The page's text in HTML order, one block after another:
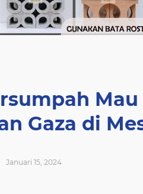
Mau
Gaza di
Januari 15, 2024